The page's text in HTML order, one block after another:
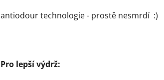
antiodour technologie - prostě nesmrdí :)
Pro lepší výdrž: